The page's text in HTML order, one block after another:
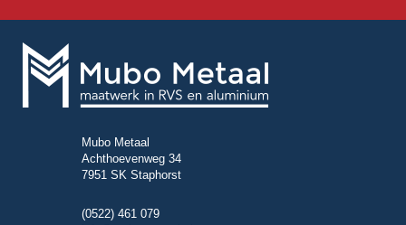
Mubo Metaal
Achthoevenweg 34
7951 SK Staphorst
(0522) 461 079